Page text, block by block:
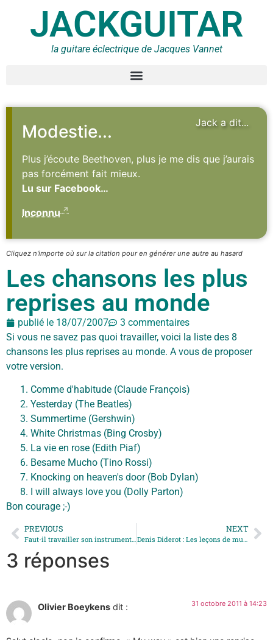
JACKGUITAR
la guitare éclectrique de Jacques Vannet
Jack a dit...
Modestie...
Plus j’écoute Beethoven, plus je me dis que j’aurais
pas forcément fait mieux.
Lu sur Facebook…
Inconnu
Cliquez n'importe où sur la citation pour en générer une autre au hasard
Les chansons les plus
reprises au monde
publié le 18/07/2007
3 commentaires
Si vous ne savez pas quoi travailler, voici la liste des 8
chansons les plus reprises au monde. A vous de proposer
votre version.
Comme d'habitude (Claude François)
Yesterday (The Beatles)
Summertime (Gershwin)
White Christmas (Bing Crosby)
La vie en rose (Edith Piaf)
Besame Mucho (Tino Rossi)
Knocking on heaven's door (Bob Dylan)
I will always love you (Dolly Parton)
Bon courage ;-)
PREVIOUS
Faut-il travailler son instrument ?
NEXT
Denis Diderot : Les leçons de musique
3 réponses
Olivier Boeykens dit : 31 octobre 2011 à 14:23